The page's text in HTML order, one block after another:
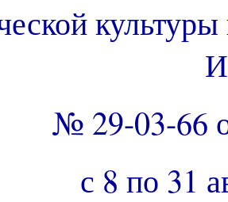
№ 29-03-66
с 8 по 31